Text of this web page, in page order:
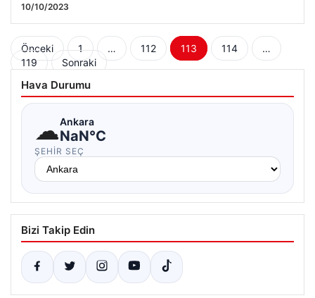
10/10/2023
Yazı
sayfalaması
Önceki 1 … 112 113 114
…
119
Sonraki
Hava Durumu
☁Ankara
NaN°C
ŞEHIR SEÇ
Bizi Takip Edin